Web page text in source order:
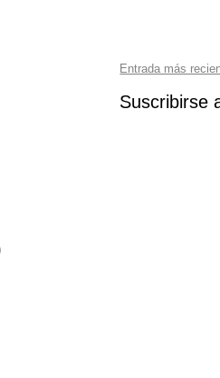
Entrada más
Suscribirse